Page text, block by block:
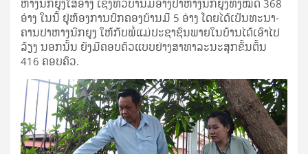
ຫາງ​ນົກ​ຍູງ​ໃສ່​ອ່າງ ເຊິ່ງ​ທົ່ວ​ບ້ານ​ມີ​ອ່າງ​ປາ​ຫາງ​ນົກ​ຍູງ​ທັງ​ໝົດ 368
ອ່າງ ໃນ​ນີ້ ຢູ່​ຫ້ອງ­ການ​ປົກ­ຄອງ​ບ້ານ​ມີ 5 ອ່າງ ໂດຍ​ໄດ້​ເປັນ​ທະ­ນາ­
ຄານ​ປາ​ຫາງ​ນົກ​ຍູງ ໃຫ້​ກັບ​ພໍ່​ແມ່​ປະ­ຊາ­ຊົນ​ພາຍ​ໃນ​ບ້ານ​ໄດ້​ເອົາ​ໄປ​
ລ້ຽງ ນອກ​ນັ້ນ ຍັງ​ມີ​ຄອບ­ຄົວ​ແບບ­ຢ່າງ​ສາ­ທາ­ລະ­ນະ​ສຸກ​ຂັ້ນ​ຕົ້ນ
416 ຄອບ­ຄົວ.